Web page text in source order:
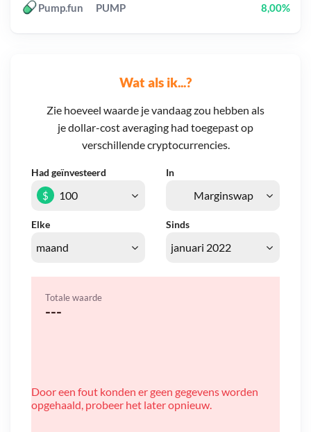
Wat als ik...?
Zie hoeveel waarde je vandaag zou hebben als
je dollar-cost averaging had toegepast op
verschillende cryptocurrencies.
Had geïnvesteerd In
Elke Sinds
$
Totale waarde
---
Door een fout konden er geen gegevens worden
opgehaald, probeer het later opnieuw.
Pump.fun PUMP 8,00%